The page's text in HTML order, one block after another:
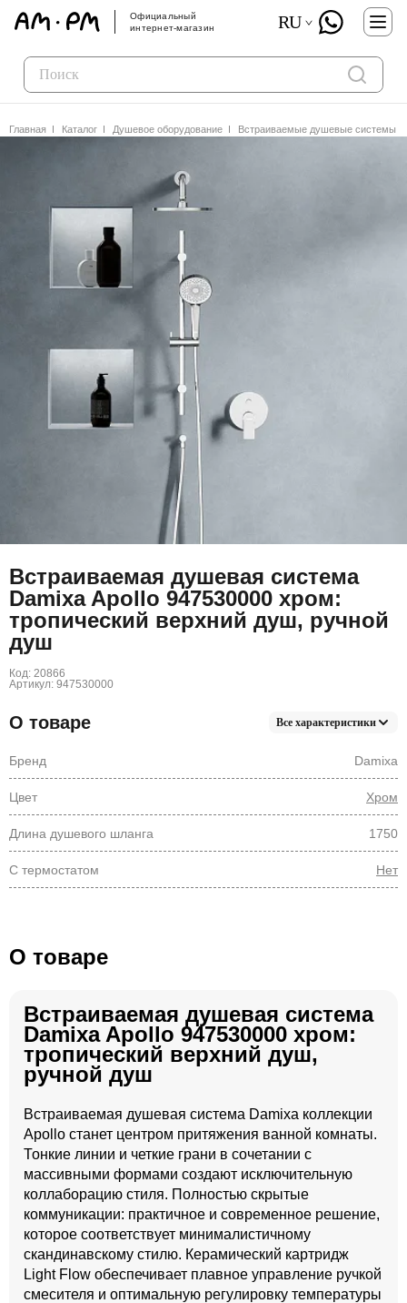
Официальный
интернет-магазин
RU
Главная Каталог Душевое оборудование Встраиваемые душевые системы
Встраиваемая душевая система
Damixa Apollo 947530000 хром:
тропический верхний душ, ручной
душ
Код: 20866
Артикул: 947530000
О товаре Все характеристики
Бренд Damixa
Цвет Хром
Длина душевого шланга 1750
С термостатом Нет
О товаре
Встраиваемая душевая система
Damixa Apollo 947530000 хром:
тропический верхний душ,
ручной душ
Встраиваемая душевая система Damixa коллекции
Apollo станет центром притяжения ванной комнаты.
Тонкие линии и четкие грани в сочетании с
массивными формами создают исключительную
коллаборацию стиля. Полностью скрытые
коммуникации: практичное и современное решение,
которое соответствует минималистичному
скандинавскому стилю. Керамический картридж
Light Flow обеспечивает плавное управление ручкой
смесителя и оптимальную регулировку температуры